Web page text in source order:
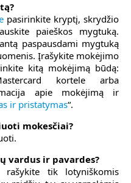
pasirinkite kryptį, skrydžio
paieškos mygtuką.
paspausdami mygtuką
Įrašykite mokėjimo
kitą mokėjimą būdą:
kortele arba
apie mokėjimą ir
ir pristatymas“.
mokesčiai?
vardus ir pavardes?
rašykite tik lotyniškomis